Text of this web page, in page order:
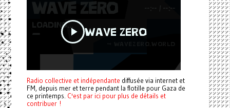
Radio collective et indépendante diffusée via internet et
FM, depuis mer et terre pendant la flotille pour Gaza de
ce printemps. C'est par ici pour plus de détails et
contribuer !